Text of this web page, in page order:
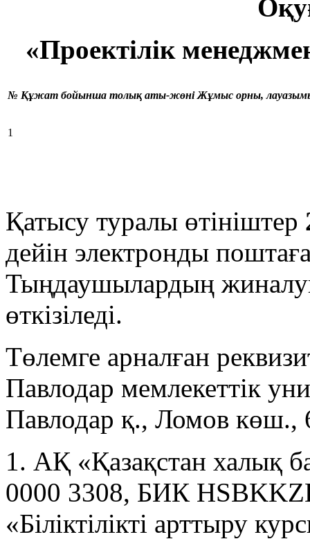
«Проектілік
№ Құжат бойынша толық аты-жөні Жұмыс орны,
1
Қатысу туралы өтініштер
дейін электронды
Тыңдаушылардың
өткізіледі.
Төлемге арналған
Павлодар мемлекеттік
Павлодар қ., Ломов
1. АҚ «Қазақстан халық
0000 3308, БИК
«Біліктілікті арттыру